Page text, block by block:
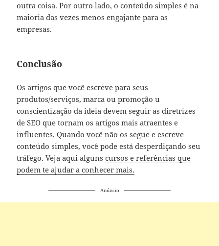
outra coisa. Por outro lado, o conteúdo simples é na
maioria das vezes menos engajante para as
empresas.
Conclusão
Os artigos que você escreve para seus
produtos/serviços, marca ou promoção u
conscientização da ideia devem seguir as diretrizes
de SEO que tornam os artigos mais atraentes e
influentes. Quando você não os segue e escreve
conteúdo simples, você pode está desperdiçando seu
tráfego. Veja aqui algunscursos e referências que
podem te ajudar a conhecer mais.
Anúncio